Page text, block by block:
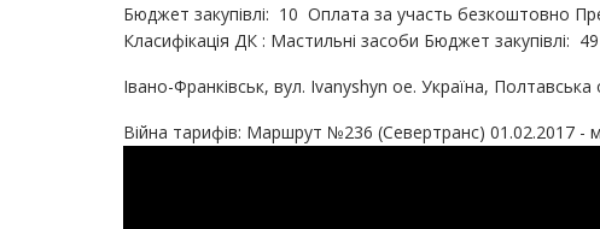
Бюджет закупівлі: 10 Оплата за участь безкоштовно
Класифікація ДК : Мастильні засоби Бюджет закупівлі:
Івано-Франківськ, вул. Ivanyshyn oe. Україна,
Війна тарифів: Маршрут №236 (Севертранс) 01.02.2017 -